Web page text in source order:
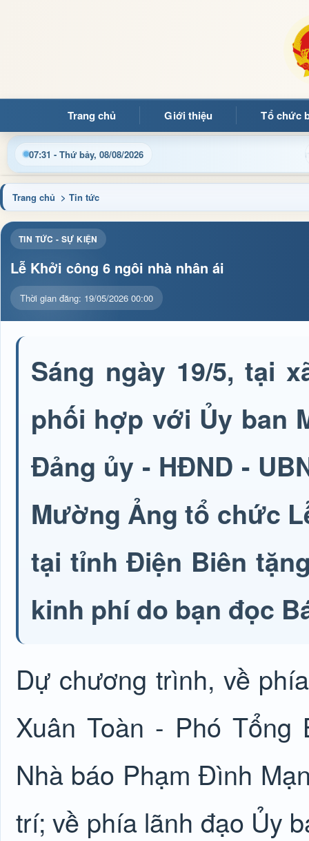
Trang chủ Giới thiệu Tổ chức
07:31 - Thứ bảy, 08/08/2026
thủ tục hành chính và tin tức địa phương nhanh chóng, chính
Trang chủ > Tin tức
TIN TỨC - SỰ KIỆN
Lễ Khởi công 6 ngôi nhà nhân ái
Thời gian đăng: 19/05/2026 00:00
Sáng ngày 19/5, tại
phối hợp với Ủy ban
Đảng ủy - HĐND -
Mường Ảng tổ chức
tại tỉnh Điện Biên
kinh phí do bạn đọc
Dự chương trình, về
Xuân Toàn - Phó
Nhà báo Phạm Đình
trí; về phía lãnh đạo Ủy